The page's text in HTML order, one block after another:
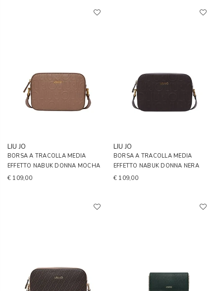
LIU JO
BORSA A TRACOLLA MEDIA
EFFETTO NABUK DONNA MOCHA
€ 109,00
LIU JO
BORSA A TRACOLLA MEDIA
EFFETTO NABUK DONNA NERA
€ 109,00